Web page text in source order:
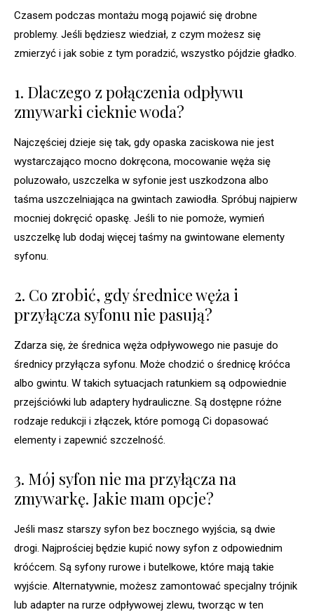
Czasem podczas montażu mogą pojawić się drobne
problemy. Jeśli będziesz wiedział, z czym możesz się
zmierzyć i jak sobie z tym poradzić, wszystko pójdzie gładko.
1. Dlaczego z połączenia odpływu
zmywarki cieknie woda?
Najczęściej dzieje się tak, gdy opaska zaciskowa nie jest
wystarczająco mocno dokręcona, mocowanie węża się
poluzowało, uszczelka w syfonie jest uszkodzona albo
taśma uszczelniająca na gwintach zawiodła. Spróbuj najpierw
mocniej dokręcić opaskę. Jeśli to nie pomoże, wymień
uszczelkę lub dodaj więcej taśmy na gwintowane elementy
syfonu.
2. Co zrobić, gdy średnice węża i
przyłącza syfonu nie pasują?
Zdarza się, że średnica węża odpływowego nie pasuje do
średnicy przyłącza syfonu. Może chodzić o średnicę króćca
albo gwintu. W takich sytuacjach ratunkiem są odpowiednie
przejściówki lub adaptery hydrauliczne. Są dostępne różne
rodzaje redukcji i złączek, które pomogą Ci dopasować
elementy i zapewnić szczelność.
3. Mój syfon nie ma przyłącza na
zmywarkę. Jakie mam opcje?
Jeśli masz starszy syfon bez bocznego wyjścia, są dwie
drogi. Najprościej będzie kupić nowy syfon z odpowiednim
króćcem. Są syfony rurowe i butelkowe, które mają takie
wyjście. Alternatywnie, możesz zamontować specjalny trójnik
lub adapter na rurze odpływowej zlewu, tworząc w ten